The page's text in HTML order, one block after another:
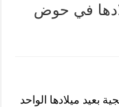
في حوض
بعيد ميلادها الواحد